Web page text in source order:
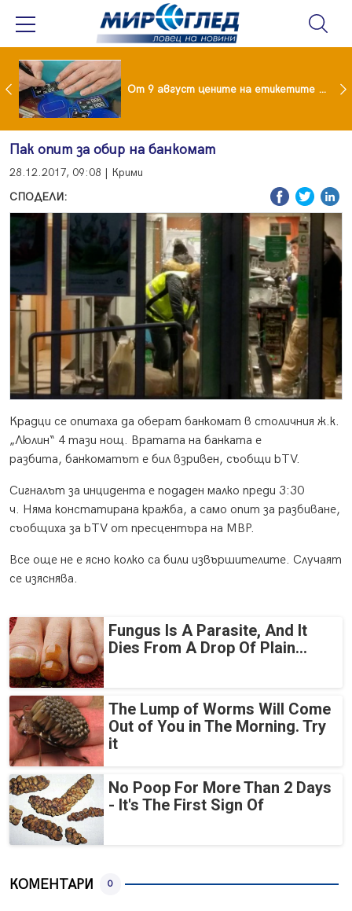
Проект за изграждане на 13-етажна "мегаджамия" разгневи жителите на Лондон От 9 август цените на етикетите само в евро
Пак опит за обир на банкомат
28.12.2017, 09:08 | Крими
СПОДЕЛИ:
Крадци се опитаха да оберат банкомат в столичния ж.к.
„Люлин“ 4 тази нощ. Вратата на банката е
разбита, банкоматът е бил взривен, съобщи bTV.
Сигналът за инцидента е подаден малко преди 3:30
ч. Няма констатирана кражба, а само опит за разбиване,
съобщиха за bTV от пресцентъра на МВР.
Все още не е ясно колко са били извършителите. Случаят
се изяснява.
Fungus Is A Parasite, And It
Dies From A Drop Of Plain...
The Lump of Worms Will Come
Out of You in The Morning. Try
it
No Poop For More Than 2 Days
- It's The First Sign Of
КОМЕНТАРИ 0